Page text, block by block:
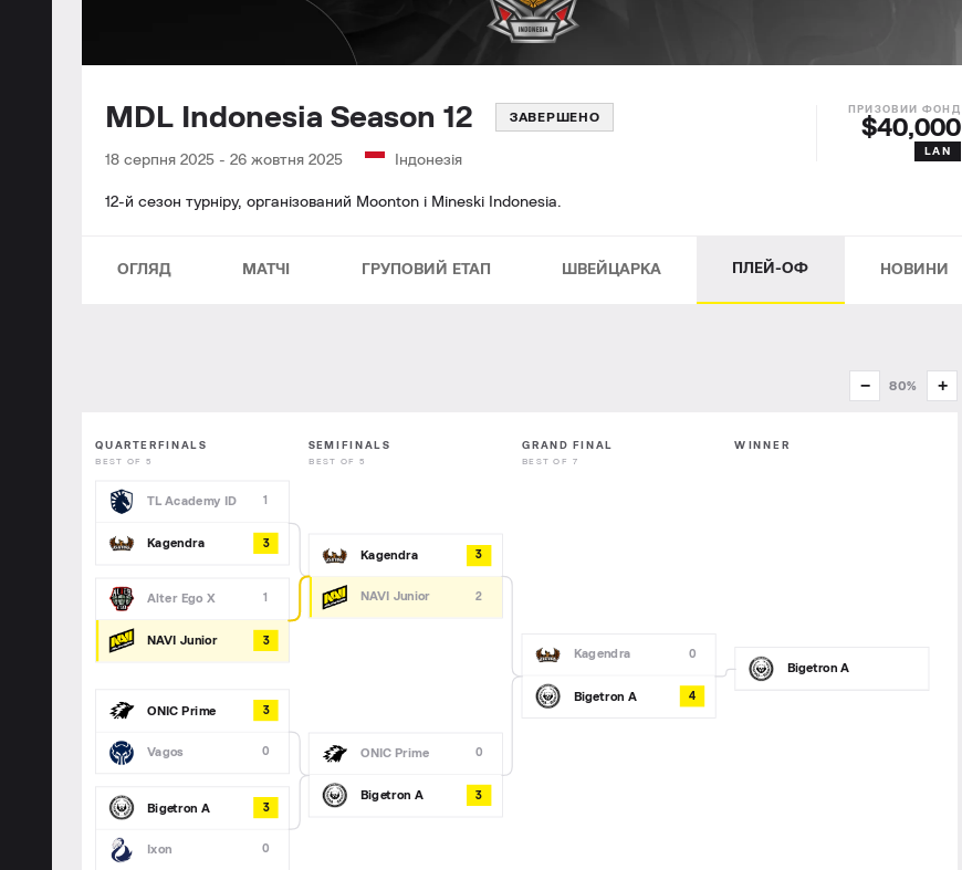
MDL Indonesia Season 12 ЗАВЕРШЕНО
18 серпня 2025 - 26 жовтня 2025 Індонезія
$40,000
LAN
12-й сезон турніру, організований Moonton і Mineski Indonesia.
ОГЛЯД МАТЧІ ГРУПОВИЙ ЕТАП ШВЕЙЦАРКА ПЛЕЙ-ОФ НОВИНИ
− 80% +
QUARTERFINALS
BEST OF 5
TL Academy ID 1
Kagendra 3
Alter Ego X 1
NAVI Junior 3
ONIC Prime 3
Vagos 0
Bigetron A 3
Ixon 0
SEMIFINALS
BEST OF 5
Kagendra 3
NAVI Junior 2
ONIC Prime 0
Bigetron A 3
GRAND FINAL
BEST OF 7
Kagendra 0
Bigetron A 4
WINNER
Bigetron A